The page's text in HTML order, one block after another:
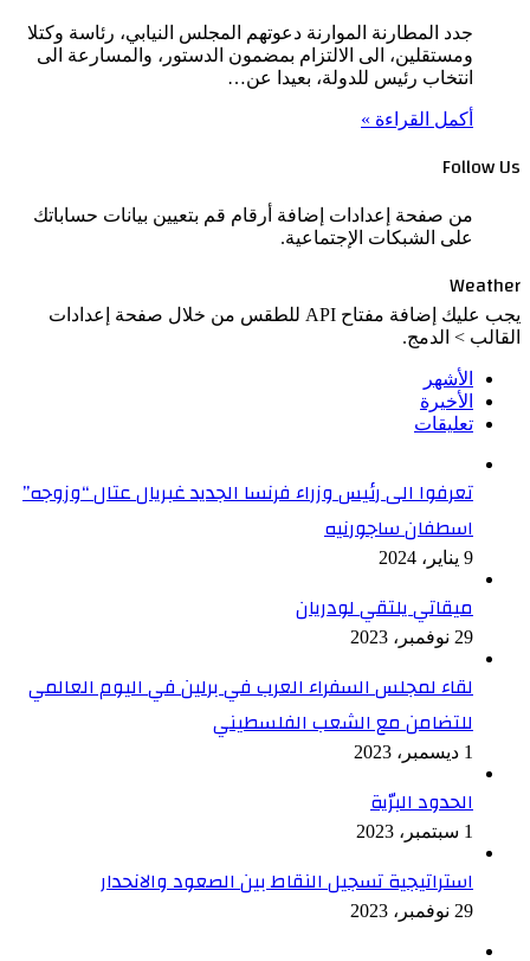
جدد المطارنة الموارنة دعوتهم المجلس النيابي، رئاسة وكتلا
ومستقلين، الى الالتزام بمضمون الدستور، والمسارعة الى
انتخاب رئيس للدولة، بعيدا عن…
أكمل القراءة »
Follow Us
من صفحة إعدادات إضافة أرقام قم بتعيين بيانات حساباتك
على الشبكات الإجتماعية.
Weather
يجب عليك إضافة مفتاح API للطقس من خلال صفحة إعدادات
القالب > الدمج.
الأشهر
الأخيرة
تعليقات
تعرفوا الى رئيس وزراء فرنسا الجديد غبريال عتال “وزوجه”
اسطفان ساجورنيه
9 يناير، 2024
ميقاتي يلتقي لودريان
29 نوفمبر، 2023
لقاء لمجلس السفراء العرب في برلين في اليوم العالمي
للتضامن مع الشعب الفلسطيني
1 ديسمبر، 2023
الحدود البرّية
1 سبتمبر، 2023
استراتيجية تسجيل النقاط بين الصعود والانحدار
29 نوفمبر، 2023